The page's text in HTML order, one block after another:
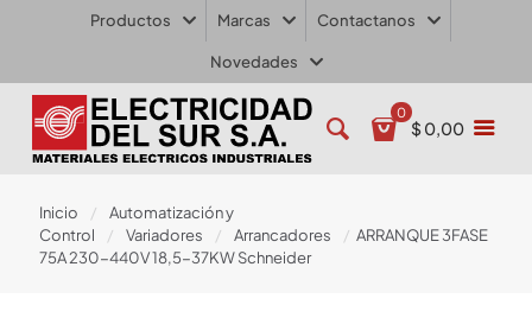
Productos Marcas Contactanos
Novedades
0
$ 0,00
Inicio /
Automatización y
Control
/ Variadores / Arrancadores / ARRANQUE 3FASE
75A 230-440V 18,5-37KW Schneider